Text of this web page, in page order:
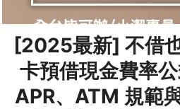
[2025最新] 不借
卡預借現金費率
APR、ATM 規範